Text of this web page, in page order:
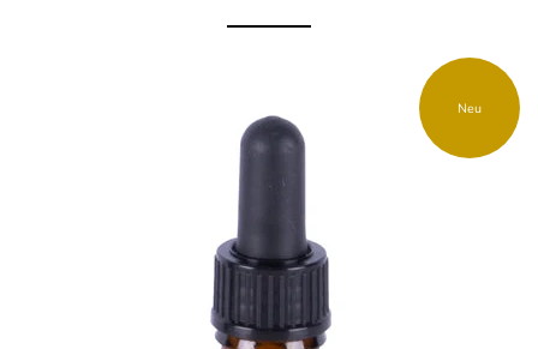
Neu